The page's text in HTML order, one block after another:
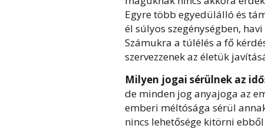
Egyre több egyedülálló és
él súlyos szegénységben,
Számukra a túlélés a fő
szervezzenek az életük
Milyen jogai sérülnek az
de minden jog anyajoga az
emberi méltósága sérül
nincs lehetősége kitörni